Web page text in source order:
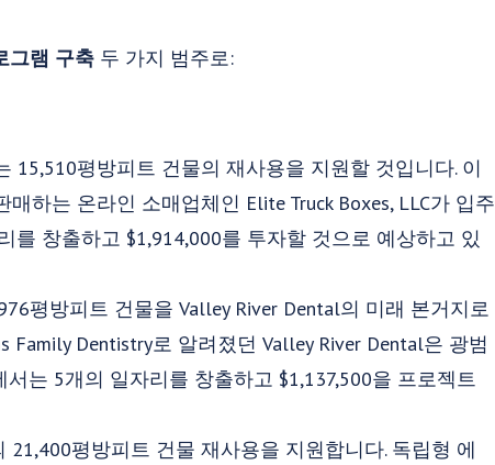
그램 구축 두 가지 범주로:
15,510평방피트 건물의 재사용을 지원할 것입니다. 이
하는 온라인 소매업체인 Elite Truck Boxes, LLC가 입주
를 창출하고 $1,914,000를 투자할 것으로 예상하고 있
평방피트 건물을 Valley River Dental의 미래 본거지로
Dentistry로 알려졌던 Valley River Dental은 광범
는 5개의 일자리를 창출하고 $1,137,500을 프로젝트
평방피트 건물 재사용을 지원합니다. 독립형 에